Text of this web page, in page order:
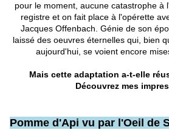
pour le moment, aucune catastrophe à
registre et on fait place à l'opérette
Jacques Offenbach. Génie de son
laissé des oeuvres éternelles qui, bien
aujourd'hui, se voient encore
Mais cette adaptation a-t-elle
Découvrez mes
Pomme d'Api vu par l'Oeil de